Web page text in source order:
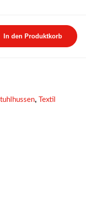
In den Produktkorb
, Textil